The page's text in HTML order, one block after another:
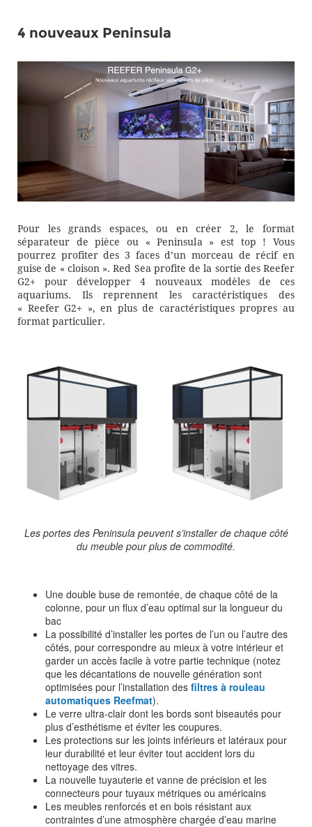
4 nouveaux Peninsula
Pour les grands espaces, ou en créer 2, le format
séparateur de pièce ou « Peninsula » est top ! Vous
pourrez profiter des 3 faces d’un morceau de récif en
guise de « cloison ». Red Sea profite de la sortie des Reefer
G2+ pour développer 4 nouveaux modèles de ces
aquariums. Ils reprennent les caractéristiques des
« Reefer G2+ », en plus de caractéristiques propres au
format particulier.
Les portes des Peninsula peuvent s’installer de chaque côté
du meuble pour plus de commodité.
Une double buse de remontée, de chaque côté de la
colonne, pour un flux d’eau optimal sur la longueur du
bac
La possibilité d’installer les portes de l’un ou l’autre des
côtés, pour correspondre au mieux à votre intérieur et
garder un accès facile à votre partie technique (notez
que les décantations de nouvelle génération sont
optimisées pour l’installation des filtres à rouleau
automatiques Reefmat).
Le verre ultra-clair dont les bords sont biseautés pour
plus d’esthétisme et éviter les coupures.
Les protections sur les joints inférieurs et latéraux pour
leur durabilité et leur éviter tout accident lors du
nettoyage des vitres.
La nouvelle tuyauterie et vanne de précision et les
connecteurs pour tuyaux métriques ou américains
Les meubles renforcés et en bois résistant aux
contraintes d’une atmosphère chargée d’eau marine